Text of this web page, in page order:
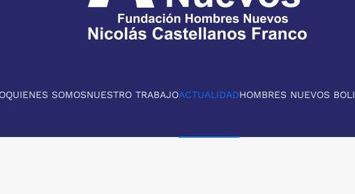
QUIENES SOMOSNUESTRO TRABAJOACTUALIDADHOMBRES NUEVOS